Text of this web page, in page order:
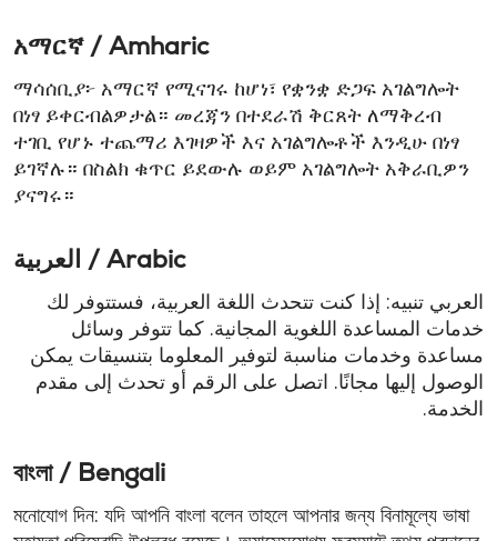
አማርኛ / Amharic
ማሳሰቢያ፦ አማርኛ የሚናገሩ ከሆነ፣ የቋንቋ ድጋፍ አገልግሎት
በነፃ ይቀርብልዎታል። መረጃን በተደራሽ ቅርጸት ለማቅረብ
ተገቢ የሆኑ ተጨማሪ እገዛዎች እና አገልግሎቶች እንዲሁ በነፃ
ይገኛሉ። በስልክ ቁጥር ይደውሉ ወይም አገልግሎት አቅራቢዎን
ያናግሩ።
العربية / Arabic
العربي تنبيه: إذا كنت تتحدث اللغة العربية، فستتوفر لك
خدمات المساعدة اللغوية المجانية. كما تتوفر وسائل
مساعدة وخدمات مناسبة لتوفير المعلوما بتنسيقات يمكن
الوصول إليها مجانًا. اتصل على الرقم أو تحدث إلى مقدم
الخدمة.
বাংলা / Bengali
মনোযোগ দিন: যদি আপনি বাংলা বলেন তাহলে আপনার জন্য বিনামূল্যে ভাষা